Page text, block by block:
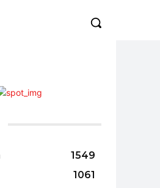
1549
1061